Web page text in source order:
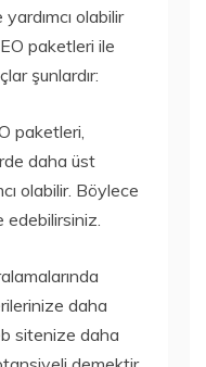
olabilir
paketleri ile
şunlardır:
paketleri,
daha üst
olabilir. Böylece
daha
sitenize daha